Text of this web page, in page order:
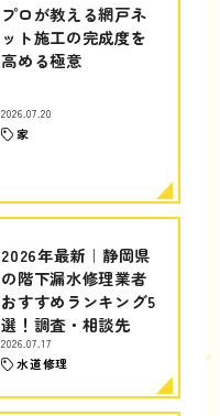
プロが教える網戸ネ
ット施工の完成度を
高める極意
2026.07.20
家
2026年最新｜静岡県
の階下漏水修理業者
おすすめランキング5
選！調査・相談先
2026.07.17
水道修理